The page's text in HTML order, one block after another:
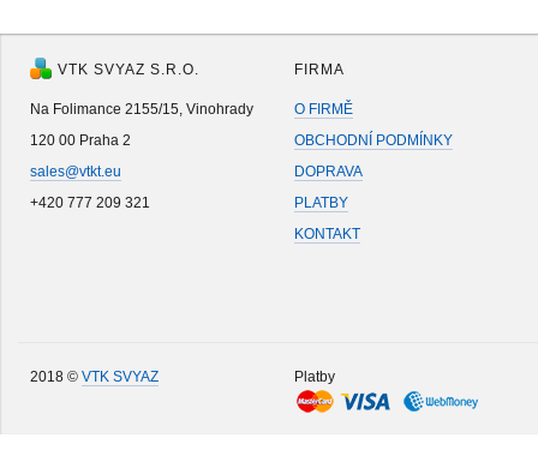
VTK SVYAZ S.R.O.
Na Folimance 2155/15, Vinohrady
120 00 Praha 2
sales@vtkt.eu
+420 777 209 321
FIRMA
O FIRMĚ
OBCHODNÍ PODMÍNKY
DOPRAVA
PLATBY
KONTAKT
2018 © VTK SVYAZ Platby